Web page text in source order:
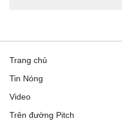
Trang chủ
Tin Nóng
Video
Trên đường Pitch